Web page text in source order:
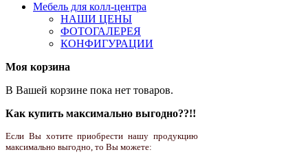
Мебель для колл-центра
НАШИ ЦЕНЫ
ФОТОГАЛЕРЕЯ
КОНФИГУРАЦИИ
Моя корзина
В Вашей корзине пока нет товаров.
Как купить максимально выгодно??!!
Если Вы хотите приобрести нашу продукцию
максимально выгодно, то Вы можете: